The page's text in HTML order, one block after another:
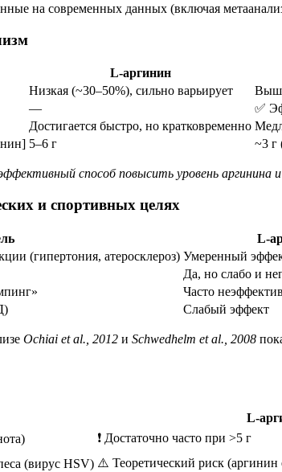
на современных данных (включая
L-аргинин
Низкая (~30–50%), сильно варьирует
—
✅
Достигается быстро, но кратковременно
5–6 г ~3 г
способ повысить уровень аргинина
и спортивных целях
L-
(гипертония, атеросклероз) Умеренный
Да, но слабо и
Часто
Слабый эффект
Ochiai et al., 2012 и Schwedhelm et al., 2008
L-
❗ Достаточно часто при >5 г
(вирус HSV) ⚠️ Теоретический риск (аргинин